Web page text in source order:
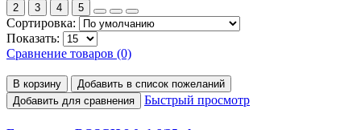
2 3 4 5
Сортировка:
Показать:
Сравнение товаров (0)
В корзину
Добавить в список пожеланий
Добавить для сравнения
Быстрый просмотр